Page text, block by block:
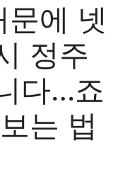
문에 넷
정주
다…죠
는 법